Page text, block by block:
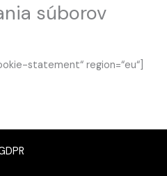
súborov
statement“ region=“eu“]